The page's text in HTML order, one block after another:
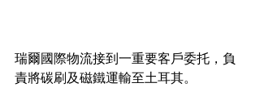
瑞爾國際物流接到一重要客戶委托，負
責將碳刷及磁鐵運輸至土耳其。